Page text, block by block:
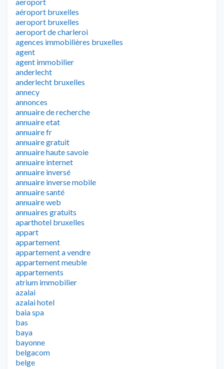
aéroport bruxelles
aeroport bruxelles
aeroport de charleroi
agences immobilières bruxelles
agent
agent immobilier
anderlecht
anderlecht bruxelles
annecy
annonces
annuaire de recherche
annuaire etat
annuaire fr
annuaire gratuit
annuaire haute savoie
annuaire internet
annuaire inversé
annuaire inverse mobile
annuaire santé
annuaire web
annuaires gratuits
aparthotel bruxelles
appart
appartement
appartement a vendre
appartement meuble
appartements
atrium immobilier
azalai
azalai hotel
baia spa
bas
baya
bayonne
belgacom
belge